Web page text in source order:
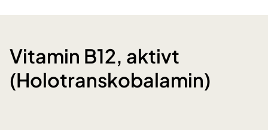
Vitamin B12, aktivt
(Holotranskobalamin)